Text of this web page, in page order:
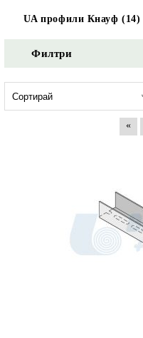
UA профили Кнауф (14)
Филтри
«